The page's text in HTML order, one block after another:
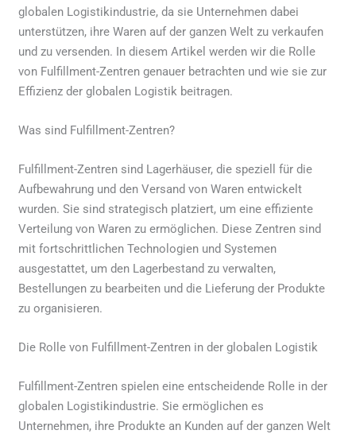
globalen Logistikindustrie, da sie Unternehmen dabei
unterstützen, ihre Waren auf der ganzen Welt zu verkaufen
und zu versenden. In diesem Artikel werden wir die Rolle
von Fulfillment-Zentren genauer betrachten und wie sie zur
Effizienz der globalen Logistik beitragen.
Was sind Fulfillment-Zentren?
Fulfillment-Zentren sind Lagerhäuser, die speziell für die
Aufbewahrung und den Versand von Waren entwickelt
wurden. Sie sind strategisch platziert, um eine effiziente
Verteilung von Waren zu ermöglichen. Diese Zentren sind
mit fortschrittlichen Technologien und Systemen
ausgestattet, um den Lagerbestand zu verwalten,
Bestellungen zu bearbeiten und die Lieferung der Produkte
zu organisieren.
Die Rolle von Fulfillment-Zentren in der globalen Logistik
Fulfillment-Zentren spielen eine entscheidende Rolle in der
globalen Logistikindustrie. Sie ermöglichen es
Unternehmen, ihre Produkte an Kunden auf der ganzen Welt